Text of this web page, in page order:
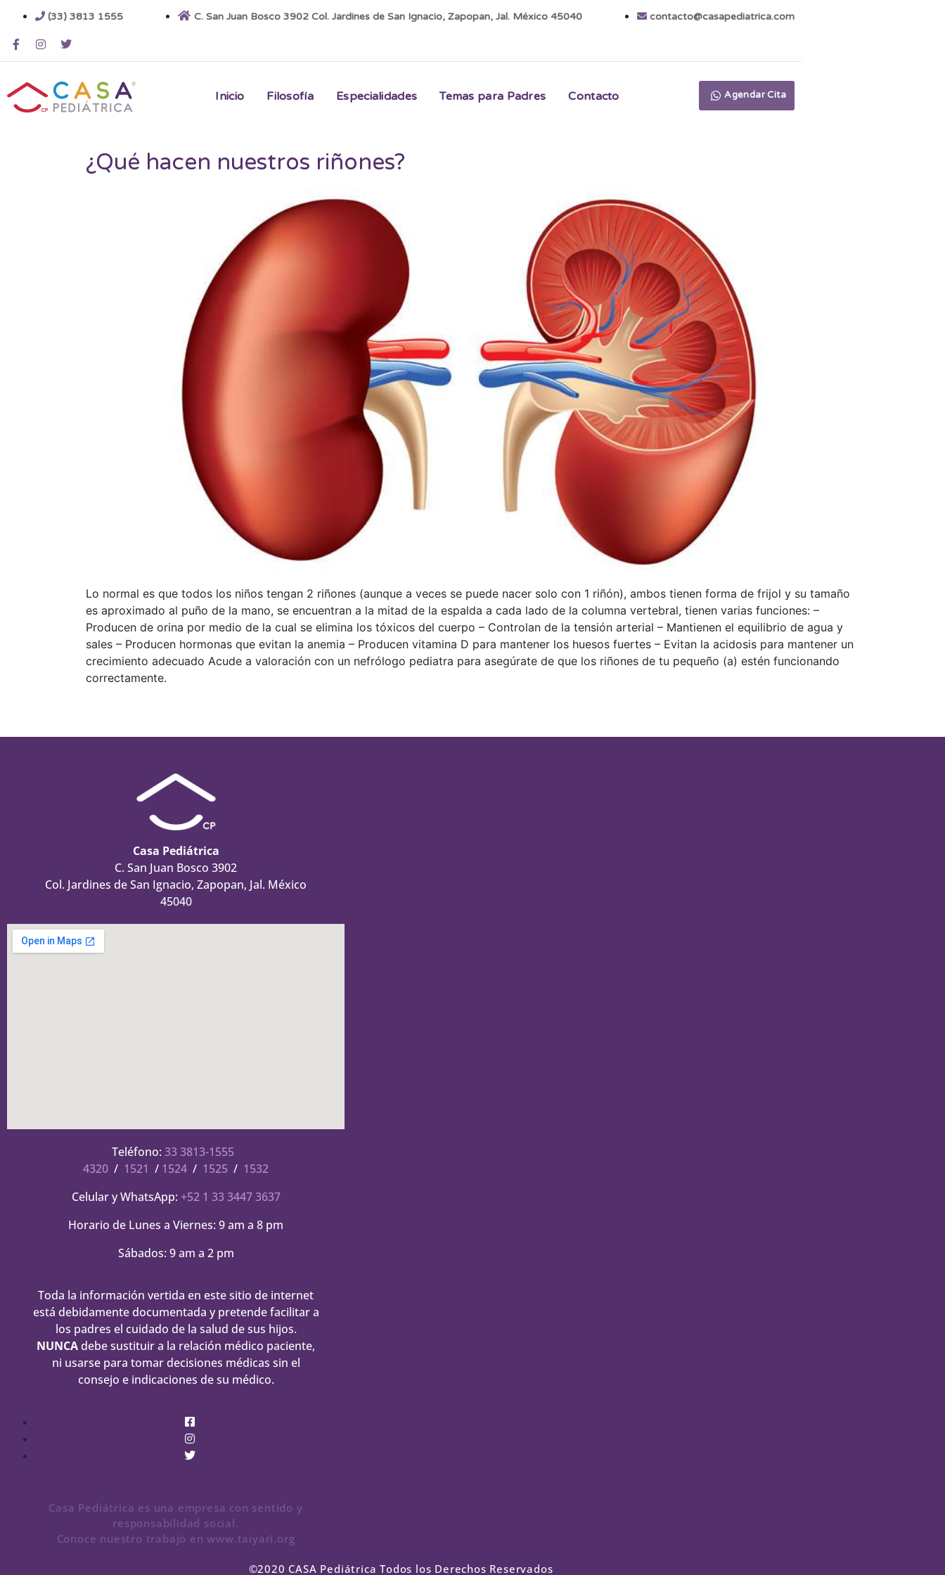
(33) 3813 1555 C. San Juan Bosco 3902 Col. Jardines de San Ignacio, Zapopan, Jal. México 45040 contacto@casapediatrica.com
Inicio Filosofía Especialidades Temas para Padres Contacto Agendar Cita
¿Qué hacen nuestros riñones?
Lo normal es que todos los niños tengan 2 riñones (aunque a veces se puede nacer solo con 1 riñón), ambos tienen forma de frijol y su tamaño
es aproximado al puño de la mano, se encuentran a la mitad de la espalda a cada lado de la columna vertebral, tienen varias funciones: –
Producen de orina por medio de la cual se elimina los tóxicos del cuerpo – Controlan de la tensión arterial – Mantienen el equilibrio de agua y
sales – Producen hormonas que evitan la anemia – Producen vitamina D para mantener los huesos fuertes – Evitan la acidosis para mantener un
crecimiento adecuado Acude a valoración con un nefrólogo pediatra para asegúrate de que los riñones de tu pequeño (a) estén funcionando
correctamente.
Casa Pediátrica
C. San Juan Bosco 3902
Col. Jardines de San Ignacio, Zapopan, Jal. México
45040
Teléfono: 33 3813-1555
4320 / 1521 / 1524 / 1525 / 1532
Celular y WhatsApp: +52 1 33 3447 3637
Horario de Lunes a Viernes: 9 am a 8 pm
Sábados: 9 am a 2 pm
Toda la información vertida en este sitio de internet
está debidamente documentada y pretende facilitar a
los padres el cuidado de la salud de sus hijos.
NUNCAdebe sustituir a la relación médico paciente,
ni usarse para tomar decisiones médicas sin el
consejo e indicaciones de su médico.
Casa Pediátrica es una empresa con sentido y
responsabilidad social.
Conoce nuestro trabajo en www.taiyari.org
©2020 CASA Pediátrica Todos los Derechos Reservados